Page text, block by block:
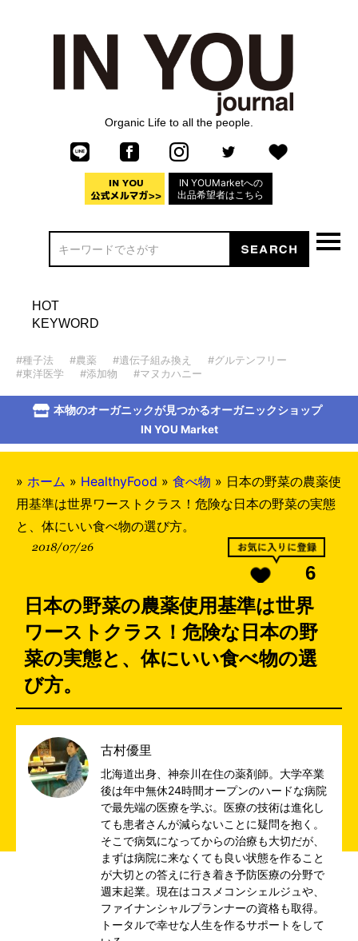
Organic Life to all the people.
IN YOUMarketへの
出品希望者はこちら
HOT
KEYWORD
#種子法 #農薬 #遺伝子組み換え
#グルテンフリー
#東洋医学
#添加物 #マヌカハニー
本物のオーガニックが見つかるオーガニックショップ
IN YOU Market
» ホーム » HealthyFood » 食べ物 » 日本の野菜の農薬使
用基準は世界ワーストクラス！危険な日本の野菜の実態
と、体にいい食べ物の選び方。
2018/07/26
6
日本の野菜の農薬使用基準は世界
ワーストクラス！危険な日本の野
菜の実態と、体にいい食べ物の選
び方。
古村優里
北海道出身、神奈川在住の薬剤師。大学卒業
後は年中無休24時間オープンのハードな病院
で最先端の医療を学ぶ。医療の技術は進化し
ても患者さんが減らないことに疑問を抱く。
そこで病気になってからの治療も大切だが、
まずは病院に来なくても良い状態を作ること
が大切との答えに行き着き予防医療の分野で
週末起業。現在はコスメコンシェルジュや、
ファイナンシャルプランナーの資格も取得。
トータルで幸せな人生を作るサポートをして